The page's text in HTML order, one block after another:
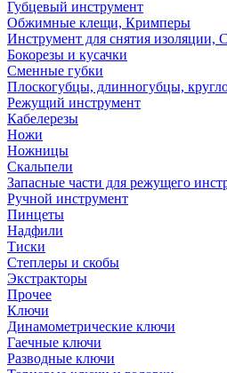
Губцевый инструмент
Обжимные клещи, Кримперы
Инструмент для снятия изоляции,
Бокорезы и кусачки
Сменные губки
Плоскогубцы, длинногубцы,
Режущий инструмент
Кабелерезы
Ножи
Ножницы
Скальпели
Запасные части для режущего
Ручной инструмент
Пинцеты
Надфили
Тиски
Степлеры и скобы
Экстракторы
Прочее
Ключи
Динамометрические ключи
Гаечные ключи
Разводные ключи